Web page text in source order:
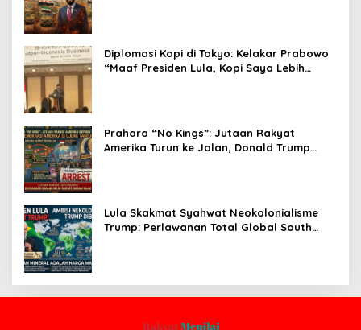
Diplomasi Kopi di Tokyo: Kelakar Prabowo
“Maaf Presiden Lula, Kopi Saya Lebih
Prahara “No Kings”: Jutaan Rakyat
Amerika Turun ke Jalan, Donald Trump
Lula Skakmat Syahwat Neokolonialisme
Trump: Perlawanan Total Global South